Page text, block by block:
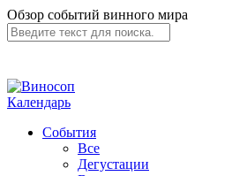
Обзор событий винного мира
Календарь
События
Все
Дегустации